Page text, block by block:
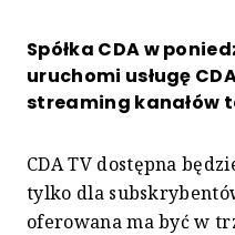
Spółka CDA w
uruchomi usługę
streaming kanałów
CDA TV dostępna
tylko dla
oferowana ma być w